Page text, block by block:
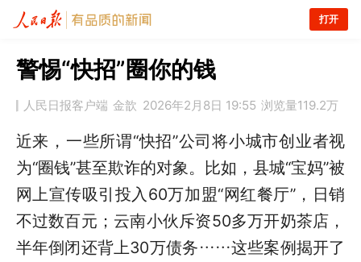
打开
警惕“快招”圈你的钱
人民日报客户端 金歆 2026年2月8日 19:55 浏览量119.2万
近来，一些所谓“快招”公司将小城市创业者视
为“圈钱”甚至欺诈的对象。比如，县城“宝妈”被
网上宣传吸引投入60万加盟“网红餐厅”，日销
不过数百元；云南小伙斥资50多万开奶茶店，
半年倒闭还背上30万债务……这些案例揭开了